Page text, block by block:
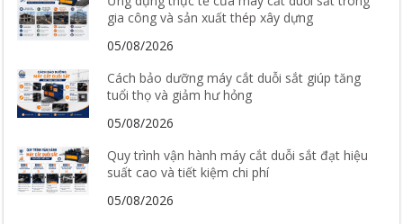
gia công và sản xuất thép xây dựng
05/08/2026
Cách bảo dưỡng máy cắt duỗi sắt giúp tăng
tuổi thọ và giảm hư hỏng
05/08/2026
Quy trình vận hành máy cắt duỗi sắt đạt hiệu
suất cao và tiết kiệm chi phí
05/08/2026